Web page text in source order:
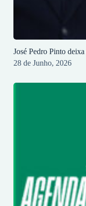
José Pedro Pinto
28 de Junho, 2026